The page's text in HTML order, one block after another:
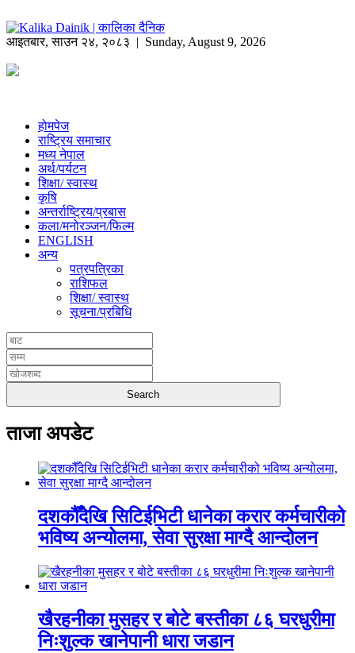
आइतबार,साउन २४, २०८३ | Sunday, August 9, 2026
होमपेज
राष्ट्रिय समाचार
मध्य नेपाल
अर्थ/पर्यटन
शिक्षा/ स्वास्थ
कृषि
अन्तर्राष्ट्रिय/प्रबास
कला/मनोरञ्जन/फिल्म
ENGLISH
अन्य
पत्रपत्रिका
राशिफल
शिक्षा/ स्वास्थ
सूचना/प्रबिधि
ताजा अपडेट
दशकौँदेखि सिटिईभिटी धानेका करार कर्मचारीको
भविष्य अन्योलमा, सेवा सुरक्षा माग्दै आन्दोलन
खैरहनीका मुसहर र बोटे बस्तीका ८६ घरधुरीमा
निःशुल्क खानेपानी धारा जडान